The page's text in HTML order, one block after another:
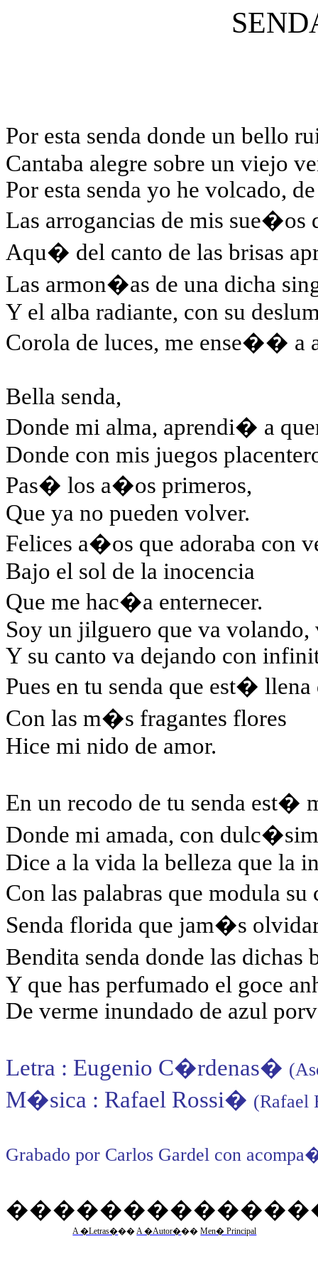
Por esta senda donde un bello
Cantaba alegre sobre un viejo
Por esta senda yo he volcado,
Las arrogancias de mis sue�os
Aqu� del canto de las brisas
Las armon�as de una dicha
Y el alba radiante, con su
Corola de luces, me ense�� a
Bella senda,
Donde mi alma, aprendi� a
Donde con mis juegos
Pas� los a�os primeros,
Que ya no pueden volver.
Felices a�os que adoraba con
Bajo el sol de la inocencia
Que me hac�a enternecer.
Soy un jilguero que va volando,
Y su canto va dejando con
Pues en tu senda que est� llena
Con las m�s fragantes flores
Hice mi nido de amor.
En un recodo de tu senda est�
Donde mi amada, con
Dice a la vida la belleza que la
Con las palabras que modula
Senda florida que jam�s
Bendita senda donde las
Y que has perfumado el goce
De verme inundado de azul
Letra : Eugenio C�rdenas�
M�sica : Rafael Rossi� (Rafael
Grabado por Carlos Gardel con
A �Letras���A �Autor���Men� Principal